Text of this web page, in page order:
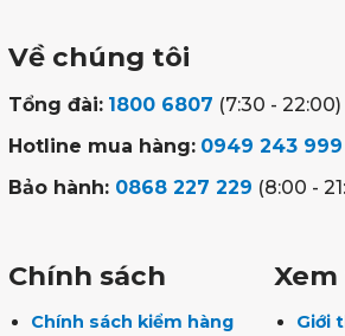
Về chúng tôi
Tổng đài: 1800 6807 (7:30 - 22:00)
Hotline mua hàng: 0949 243 999
Bảo hành: 0868 227 229 (8:00 -
Chính sách
Chính sách kiểm hàng
Giới